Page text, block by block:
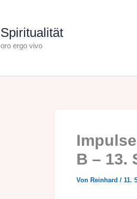
Spiritualität
oro ergo vivo
B – 13.
Von Reinhard / 11.